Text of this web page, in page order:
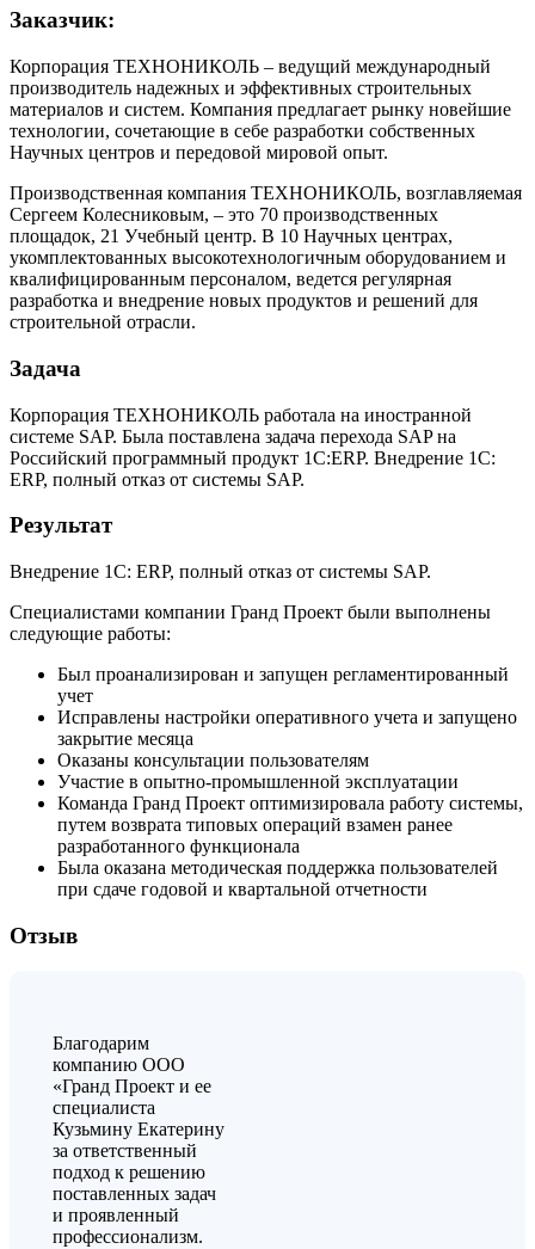
Заказчик:
Корпорация ТЕХНОНИКОЛЬ – ведущий международный
производитель надежных и эффективных строительных
материалов и систем. Компания предлагает рынку новейшие
технологии, сочетающие в себе разработки собственных
Научных центров и передовой мировой опыт.
Производственная компания ТЕХНОНИКОЛЬ, возглавляемая
Сергеем Колесниковым, – это 70 производственных
площадок, 21 Учебный центр. В 10 Научных центрах,
укомплектованных высокотехнологичным оборудованием и
квалифицированным персоналом, ведется регулярная
разработка и внедрение новых продуктов и решений для
строительной отрасли.
Задача
Корпорация ТЕХНОНИКОЛЬ работала на иностранной
системе SAP. Была поставлена задача перехода SAP на
Российский программный продукт 1С:ERP. Внедрение 1С:
ERP, полный отказ от системы SAP.
Результат
Внедрение 1С: ERP, полный отказ от системы SAP.
Специалистами компании Гранд Проект были выполнены
следующие работы:
Был проанализирован и запущен регламентированный
учет
Исправлены настройки оперативного учета и запущено
закрытие месяца
Оказаны консультации пользователям
Участие в опытно-промышленной эксплуатации
Команда Гранд Проект оптимизировала работу системы,
путем возврата типовых операций взамен ранее
разработанного функционала
Была оказана методическая поддержка пользователей
при сдаче годовой и квартальной отчетности
Отзыв
Благодарим
компанию ООО
«Гранд Проект и ее
специалиста
Кузьмину Екатерину
за ответственный
подход к решению
поставленных задач
и проявленный
профессионализм.